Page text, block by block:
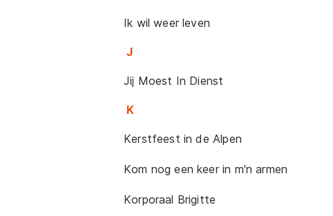
Ik wil weer leven
J
Jij Moest In Dienst
K
Kerstfeest in de Alpen
Kom nog een keer in m'n armen
Korporaal Brigitte